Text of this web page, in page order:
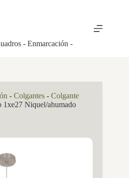
- Enmarcación -
- Colgantes - Colgante
1xe27 Niquel/ahumado